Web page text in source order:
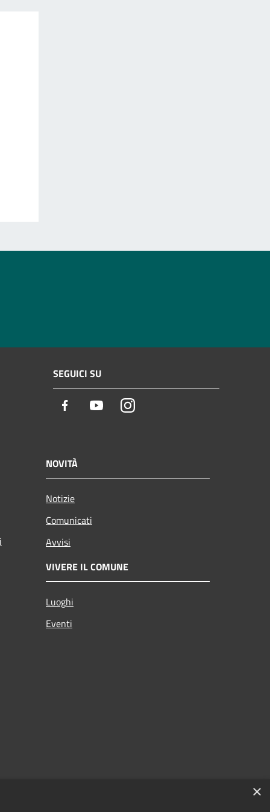
SEGUICI SU
Facebook YoutubeInstagram
NOVITÀ
Notizie
Comunicati
Avvisi
VIVERE IL COMUNE
Luoghi
Eventi
×